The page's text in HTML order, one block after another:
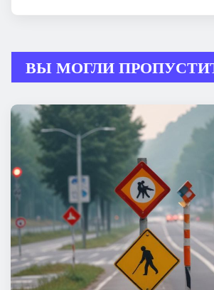
ВЫ МОГЛИ